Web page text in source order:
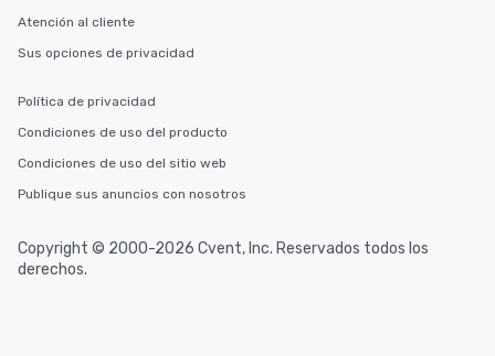
Atención al cliente
Sus opciones de privacidad
Política de privacidad
Condiciones de uso del producto
Condiciones de uso del sitio web
Publique sus anuncios con nosotros
Copyright © 2000-2026 Cvent, Inc. Reservados todos los
derechos.